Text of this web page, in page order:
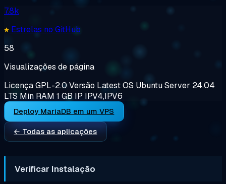
7.8k
Estrelas no GitHub
58
Visualizações de página
LicençaGPL-2.0Versão LatestOS Ubuntu Server 24.04
LTS Min RAM 1 GB IP IPV4,IPV6
Deploy MariaDB em um VPS
← Todas as aplicações
Verificar Instalação